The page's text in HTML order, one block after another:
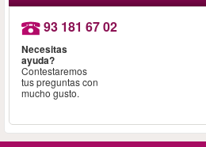
93 181 67 02
Necesitas
ayuda?
Contestaremos
tus preguntas con
mucho gusto.